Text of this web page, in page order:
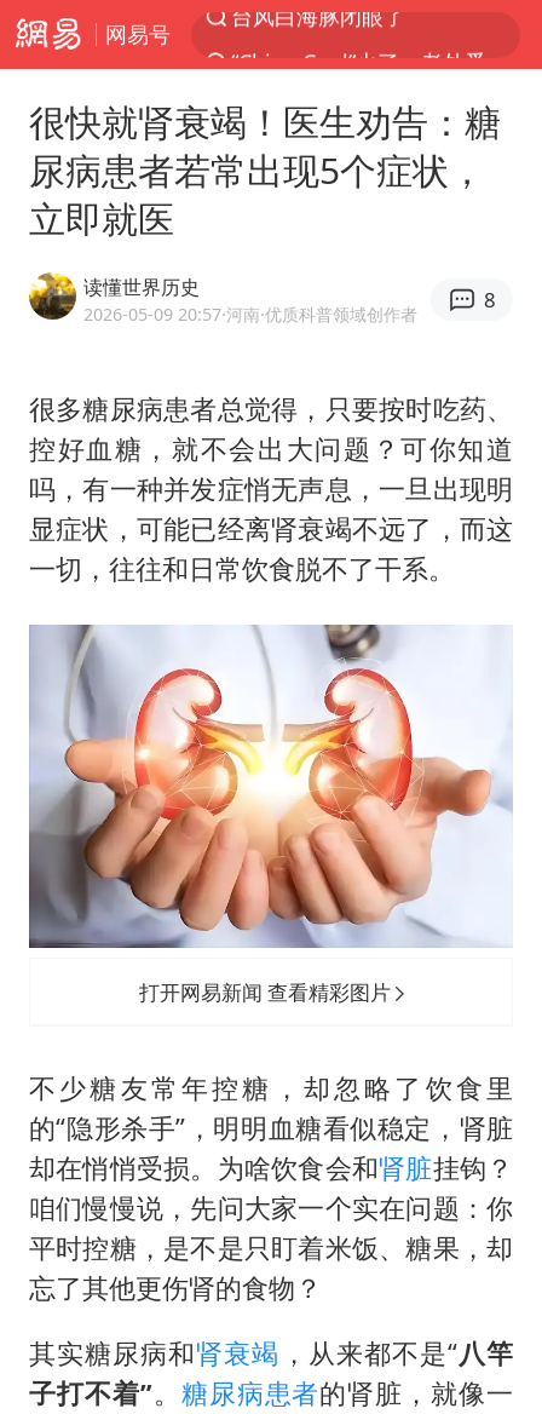
网易号
俄黑客称掌握北约直接参与袭俄证据
泰国初中生饮弹自尽前开了26枪
美股创4月份以来最大单周涨幅
王虹邓煜的同学获统计学界诺贝尔奖
台州《告全体市民书》：非必要不外出
胡彦斌获《歌手2026》歌王
四川宜宾地震网友称睡觉被摇醒
夯实基础开新局
很快就肾衰竭！医生劝告：糖
尿病患者若常出现5个症状，
立即就医
读懂世界历史
2026-05-09 20:57·河南·优质科普领域创作者
8
很多糖尿病患者总觉得，只要按时吃药、
控好血糖，就不会出大问题？可你知道
吗，有一种并发症悄无声息，一旦出现明
显症状，可能已经离肾衰竭不远了，而这
一切，往往和日常饮食脱不了干系。
打开网易新闻 查看精彩图片
不少糖友常年控糖，却忽略了饮食里
的“隐形杀手”，明明血糖看似稳定，肾脏
却在悄悄受损。为啥饮食会和肾脏挂钩？
咱们慢慢说，先问大家一个实在问题：你
平时控糖，是不是只盯着米饭、糖果，却
忘了其他更伤肾的食物？
其实糖尿病和肾衰竭 ，从来都不是“八竿
子打不着”。 糖尿病患者的肾脏，就像一